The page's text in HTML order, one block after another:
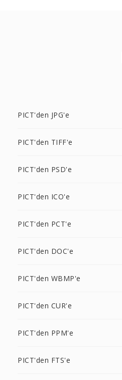
PICT'den JPG'e
PICT'den TIFF'e
PICT'den PSD'e
PICT'den ICO'e
PICT'den PCT'e
PICT'den DOC'e
PICT'den WBMP'e
PICT'den CUR'e
PICT'den PPM'e
PICT'den FTS'e